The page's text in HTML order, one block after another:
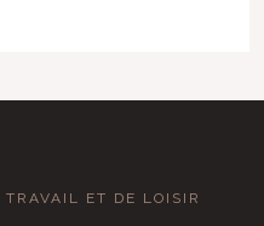
ET DE LOISIR